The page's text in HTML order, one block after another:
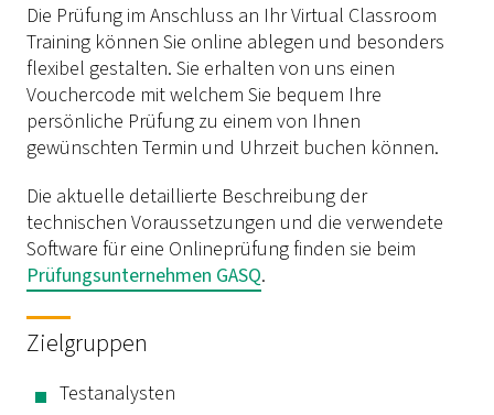
Die Prüfung im Anschluss an Ihr Virtual Classroom
Training können Sie online ablegen und besonders
flexibel gestalten. Sie erhalten von uns einen
Vouchercode mit welchem Sie bequem Ihre
persönliche Prüfung zu einem von Ihnen
gewünschten Termin und Uhrzeit buchen können.
Die aktuelle detaillierte Beschreibung der
technischen Voraussetzungen und die verwendete
Software für eine Onlineprüfung finden sie beim
Prüfungsunternehmen GASQ.
Zielgruppen
Testanalysten